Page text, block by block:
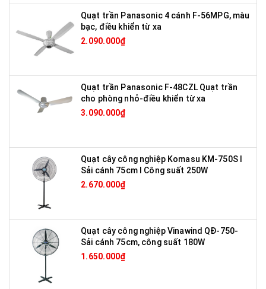
Quạt trần Panasonic 4 cánh F-56MPG, màu
bạc, điều khiển từ xa
2.090.000₫
Quạt trần Panasonic F-48CZL Quạt trần
cho phòng nhỏ-điều khiển từ xa
3.090.000₫
Quạt cây công nghiệp Komasu KM-750S I
Sải cánh 75cm I Công suất 250W
2.670.000₫
Quạt cây công nghiệp Vinawind QĐ-750-
Sải cánh 75cm, công suất 180W
1.650.000₫